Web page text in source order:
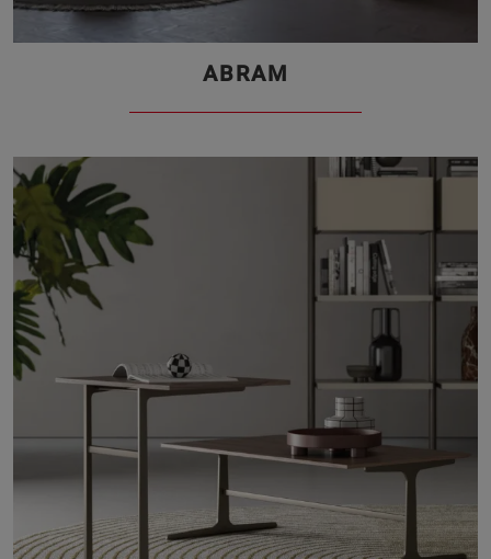
ABRAM